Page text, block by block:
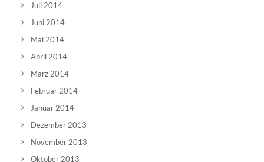
Juli 2014
Juni 2014
Mai 2014
April 2014
März 2014
Februar 2014
Januar 2014
Dezember 2013
November 2013
Oktober 2013